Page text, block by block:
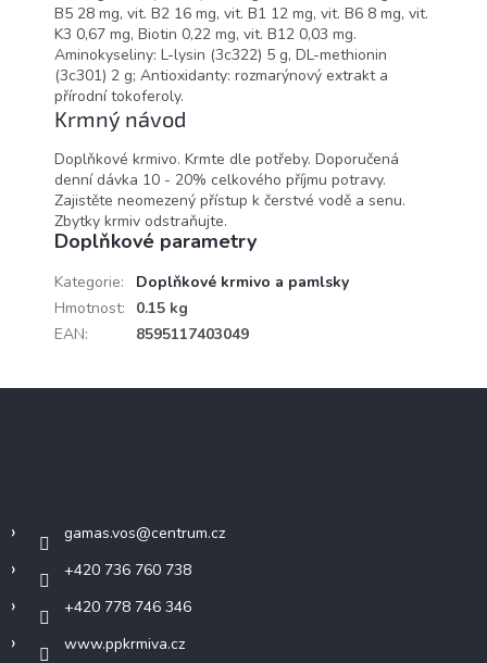
B5 28 mg, vit. B2 16 mg, vit. B1 12 mg, vit. B6 8 mg, vit.
K3 0,67 mg, Biotin 0,22 mg, vit. B12 0,03 mg.
Aminokyseliny: L-lysin (3c322) 5 g, DL-methionin
(3c301) 2 g; Antioxidanty: rozmarýnový extrakt a
přírodní tokoferoly.
Krmný návod
Doplňkové krmivo. Krmte dle potřeby. Doporučená
denní dávka 10 - 20% celkového příjmu potravy.
Zajistěte neomezený přístup k čerstvé vodě a senu.
Zbytky krmiv odstraňujte.
Doplňkové parametry
Kategorie:
Doplňkové krmivo a pamlsky
Hmotnost:
0.15 kg
EAN: 8595117403049
gamas.vos@centrum.cz
+420 736 760 738
+420 778 746 346
www.ppkrmiva.cz